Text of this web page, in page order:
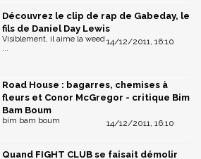
Découvrez le clip de rap de Gabeday, le
fils de Daniel Day Lewis
14/12/2011, 16:10
Visiblement, il aime la weed
...
Road House : bagarres, chemises à
fleurs et Conor McGregor - critique Bim
Bam Boum
14/12/2011, 16:10
bim bam boum
Quand FIGHT CLUB se faisait démolir